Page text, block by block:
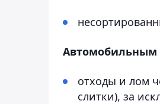
Автомобильным
отходы и лом
слитки), за